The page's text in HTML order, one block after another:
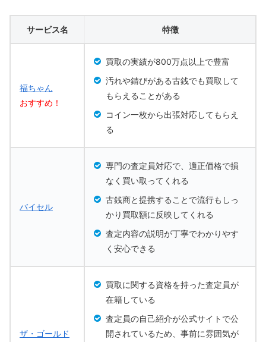
サービス名 特徴
福ちゃん
おすすめ！
買取の実績が800万点以上で豊富
汚れや錆びがある古銭でも買取して
もらえることがある
コイン一枚から出張対応してもらえ
る
バイセル
専門の査定員対応で、適正価格で損
なく買い取ってくれる
古銭商と提携することで流行もしっ
かり買取額に反映してくれる
査定内容の説明が丁寧でわかりやす
く安心できる
ザ・ゴールド
買取に関する資格を持った査定員が
在籍している
査定員の自己紹介が公式サイトで公
開されているため、事前に雰囲気が